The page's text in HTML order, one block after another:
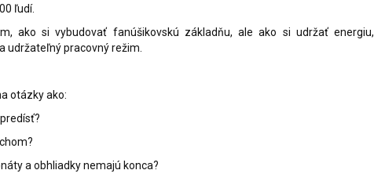
ľudí.
ako si vybudovať fanúšikovskú základňu, ale ako si udržať energiu,
udržateľný pracovný režim.
otázky ako:
a obhliadky nemajú konca?